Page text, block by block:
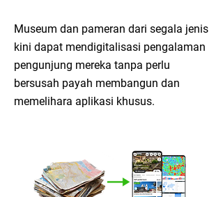
Museum dan pameran dari segala jenis
kini dapat mendigitalisasi pengalaman
pengunjung mereka tanpa perlu
bersusah payah membangun dan
memelihara aplikasi khusus.